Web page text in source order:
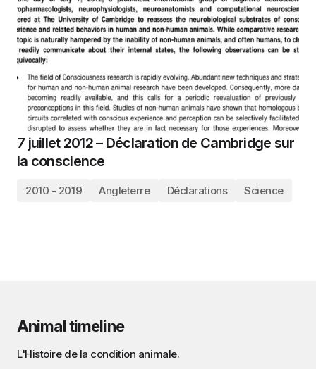
7 juillet 2012 – Déclaration de Cambridge sur
la conscience
2010 - 2019 Angleterre Déclarations Science
Animal timeline
L'Histoire de la condition animale.